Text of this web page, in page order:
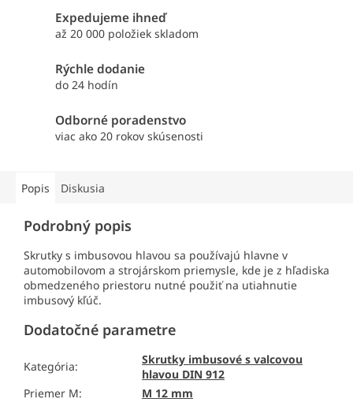
Expedujeme ihneď
až 20 000 položiek skladom
Rýchle dodanie
do 24 hodín
Odborné poradenstvo
viac ako 20 rokov skúsenosti
Popis Diskusia
Podrobný popis
Skrutky s imbusovou hlavou sa používajú hlavne v
automobilovom a strojárskom priemysle, kde je z hľadiska
obmedzeného priestoru nutné použiť na utiahnutie
imbusový kľúč.
Dodatočné parametre
Kategória:
Skrutky imbusové s valcovou
hlavou DIN 912
Priemer M:
M 12 mm